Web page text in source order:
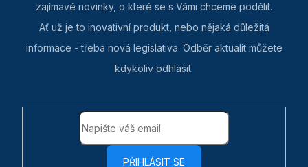
zajímavé novinky, o které se s Vámi chceme podělit.
Ať už je to inovativní produkt, nebo nějaká důležitá
informace - třeba nová legislativa. Odběr aktualit můžete
kdykoliv odhlásit.
PŘIHLÁSIT SE